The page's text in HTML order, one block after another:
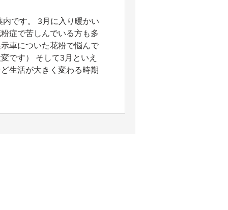
です。 3月に入り暖かい
症で苦しんでいる方も多
車についた花粉で悩んで
です） そして3月といえ
生活が大きく変わる時期